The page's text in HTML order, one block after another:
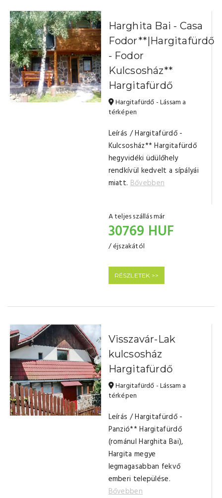
Harghita Bai - Casa
Fodor**|Hargitafürdő
- Fodor
Kulcsosház**
Hargitafürdő
Hargitafürdő - Lássam a
térképen
Leírás / Hargitafürdő -
Kulcsosház** Hargitafürdő
hegyvidéki üdülőhely
rendkívül kedvelt a sípályái
miatt. Bővebben
A teljes szállás már
30769 HUF
/ éjszakától
RÉSZLETEK >>
Visszavár-Lak
kulcsosház
Hargitafürdő
Hargitafürdő - Lássam a
térképen
Leírás / Hargitafürdő -
Panzió** Hargitafürdő
(románul Harghita Bai),
Hargita megye
legmagasabban fekvő
emberi települése.
Bővebben